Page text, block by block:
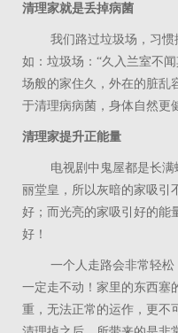
清理家就是丢掉病菌
我们路过垃圾场，习惯掩
如：垃圾场：“久入兰室不
场般的家住久，外在的脏乱
于清理病病菌，身体自然更
清理家提升正能量
电视剧中鬼屋都是长满
丽堂皇，所以灰暗的家吸引
好；而光亮的家吸引好的能
好！
一个人走路会非常轻松
一定走不动！家里的东西塞
重，无法正常的运作，更不